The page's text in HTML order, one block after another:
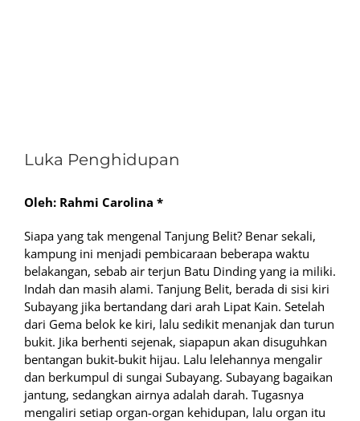
Larger
Image
Luka Penghidupan
Oleh: Rahmi Carolina *
Siapa yang tak mengenal Tanjung Belit? Benar sekali,
kampung ini menjadi pembicaraan beberapa waktu
belakangan, sebab air terjun Batu Dinding yang ia miliki.
Indah dan masih alami. Tanjung Belit, berada di sisi kiri
Subayang jika bertandang dari arah Lipat Kain. Setelah
dari Gema belok ke kiri, lalu sedikit menanjak dan turun
bukit. Jika berhenti sejenak, siapapun akan disuguhkan
bentangan bukit-bukit hijau. Lalu lelehannya mengalir
dan berkumpul di sungai Subayang. Subayang bagaikan
jantung, sedangkan airnya adalah darah. Tugasnya
mengaliri setiap organ-organ kehidupan, lalu organ itu